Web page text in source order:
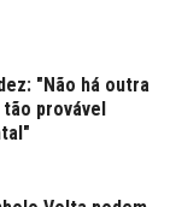
"Não há outra
tão provável